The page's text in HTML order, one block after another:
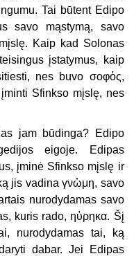
Tai būtent Edipo
savo mąstymą, savo
Kaip kad Solonas
įstatymus, kaip
nes buvo σοφὁς,
Sfinkso mįslę, nes
jam būdinga? Edipo
eigoje. Edipas
įminė Sfinkso mįslę ir
jis vadina γνὡμη, savo
nurodydamas savo
kuris rado, ηὑρηκα. Šį
nurodydamas tai, ką
dabar. Jei Edipas